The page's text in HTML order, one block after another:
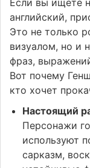
Если вы ищете
английский,
Это не только
визуалом, но и
фраз,
Вот почему
кто хочет
Настоящий
Персонажи
используют
сарказм,